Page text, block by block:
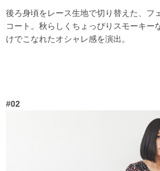
後ろ身頃をレース生地で切り替えた、フ
コート。秋らしくちょっぴりスモーキー
けでこなれたオシャレ感を演出。
#02